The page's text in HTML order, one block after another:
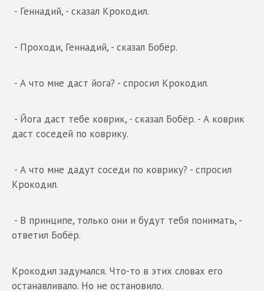
- Геннадий, - сказал Крокодил.
- Проходи, Геннадий, - сказал Бобёр.
- А что мне даст йога? - спросил Крокодил.
- Йога даст тебе коврик, - сказал Бобёр. - А коврик
даст соседей по коврику.
- А что мне дадут соседи по коврику? - спросил
Крокодил.
- В принципе, только они и будут тебя понимать, -
ответил Бобёр.
Крокодил задумался. Что-то в этих словах его
останавливало. Но не остановило.